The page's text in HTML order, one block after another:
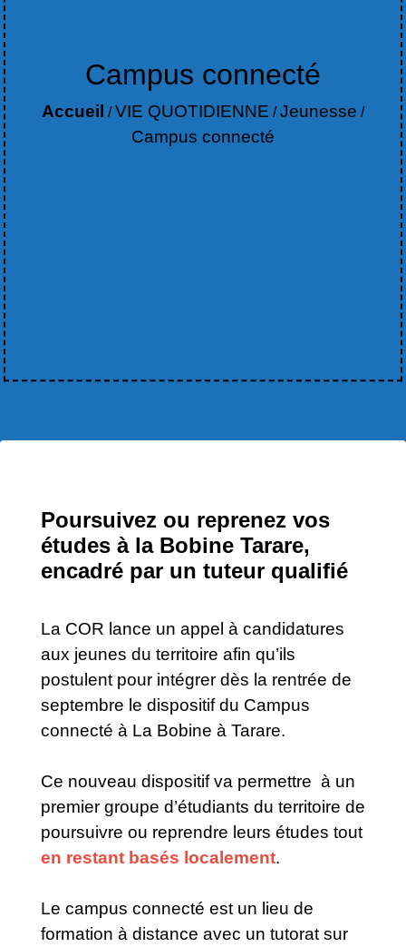
Campus connecté
Accueil /VIE QUOTIDIENNE /Jeunesse /
Campus connecté
Poursuivez ou reprenez vos
études à la Bobine Tarare,
encadré par un tuteur qualifié
La COR lance un appel à candidatures
aux jeunes du territoire afin qu’ils
postulent pour intégrer dès la rentrée de
septembre le dispositif du Campus
connecté à La Bobine à Tarare.
Ce nouveau dispositif va permettre à un
premier groupe d’étudiants du territoire de
poursuivre ou reprendre leurs études tout
en restant basés localement.
Le campus connecté est un lieu de
formation à distance avec un tutorat sur